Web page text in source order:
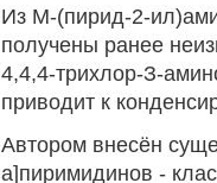
Из М-(пирид-2-
получены ранее
4,4,4-трихлор-З-
приводит к
Автором внесён
а]пиримидинов -